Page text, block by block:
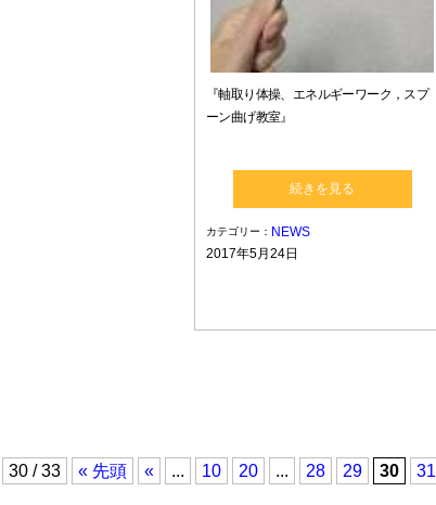
『軸取り体操、エネルギーワーク，スプ
ーン曲げ教室』
続きを見る
カテゴリー： NEWS
2017年5月24日
30 / 33 « 先頭 « ... 10 20 ... 28 29 30 31